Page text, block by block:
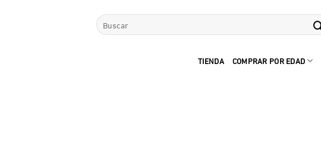
Buscar
por:
TIENDA COMPRAR POR EDAD